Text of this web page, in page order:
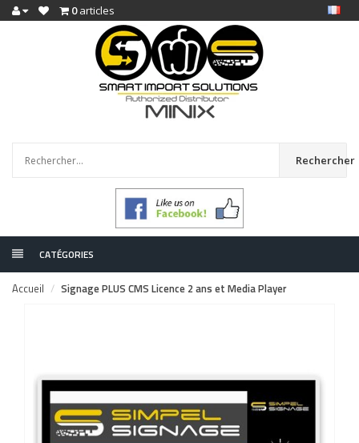
0articles
Rechercher
CATÉGORIES
Accueil Signage PLUS CMS Licence 2 ans et Media Player